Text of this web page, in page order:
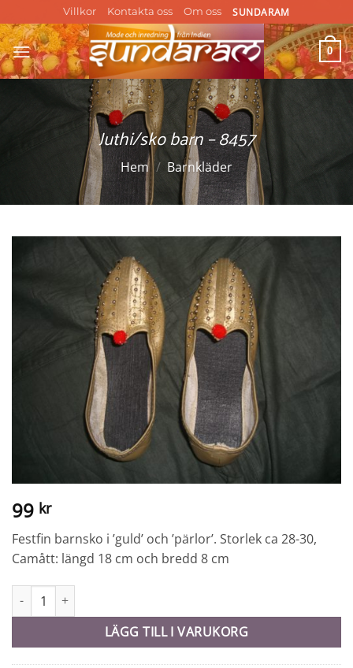
to
content
Villkor Kontakta oss Om oss SUNDARAM
0
Juthi/sko barn – 8457
Hem / Barnkläder
99 kr
Festfin barnsko i ’guld’ och ’pärlor’. Storlek ca 28-30,
Camått: längd 18 cm och bredd 8 cm
Juthi/sko barn - 8457 mängd
LÄGG TILL I VARUKORG